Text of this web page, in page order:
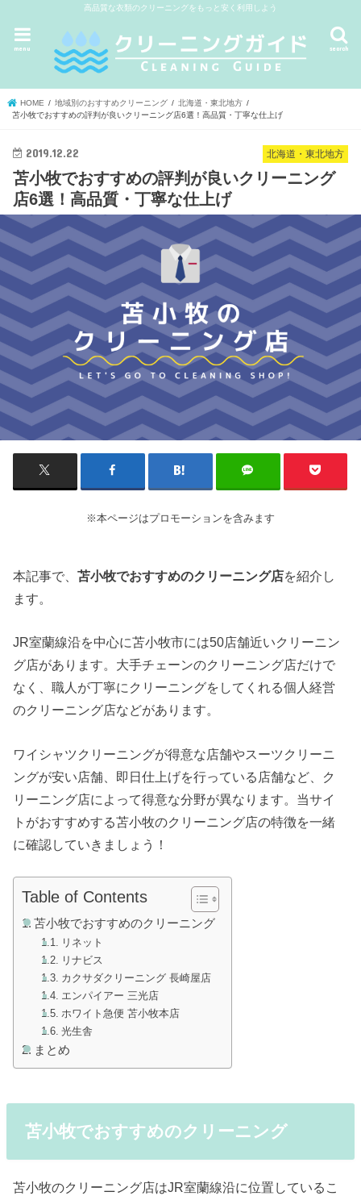
高品質な衣類のクリーニングをもっと安く利用しよう
search
menu
HOME 地域別のおすすめクリーニング
北海道・東北地方
苫小牧でおすすめの評判が良いクリーニング店6選！高品質・丁寧な仕上げ
北海道・東北地方
2019.12.22
苫小牧でおすすめの評判が良いクリーニング
店6選！高品質・丁寧な仕上げ
※本ページはプロモーションを含みます
本記事で、苫小牧でおすすめのクリーニング店を紹介し
ます。
JR室蘭線沿を中心に苫小牧市には50店舗近いクリーニン
グ店があります。大手チェーンのクリーニング店だけで
なく、職人が丁寧にクリーニングをしてくれる個人経営
のクリーニング店などがあります。
ワイシャツクリーニングが得意な店舗やスーツクリーニ
ングが安い店舗、即日仕上げを行っている店舗など、ク
リーニング店によって得意な分野が異なります。当サイ
トがおすすめする苫小牧のクリーニング店の特徴を一緒
に確認していきましょう！
Table of Contents
苫小牧でおすすめのクリーニング
リネット
リナビス
カクサダクリーニング 長崎屋店
エンパイアー 三光店
ホワイト急便 苫小牧本店
光生舎
まとめ
苫小牧でおすすめのクリーニング
苫小牧のクリーニング店はJR室蘭線沿に位置しているこ